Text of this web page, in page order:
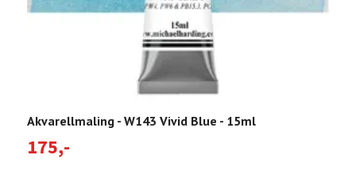
Akvarellmaling - W143 Vivid Blue - 15ml
175,-